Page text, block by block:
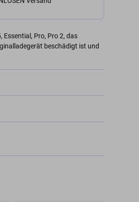
Essential, Pro, Pro 2, das
beschädigt ist und